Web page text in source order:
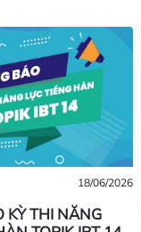
18/06/2026
KỲ THI NĂNG